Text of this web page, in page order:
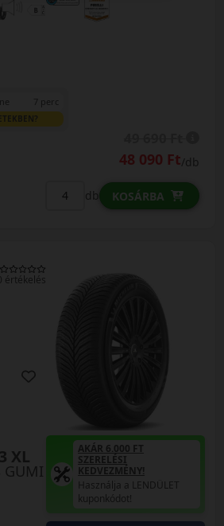
7 perc
48 090 Ft/db
db KOSÁRBA
0 értékelés
GUMI
XL
AKÁR 6.000 FT
SZERELÉSI
KEDVEZMÉNY!
Használja a LENDÜLET
kuponkódot!